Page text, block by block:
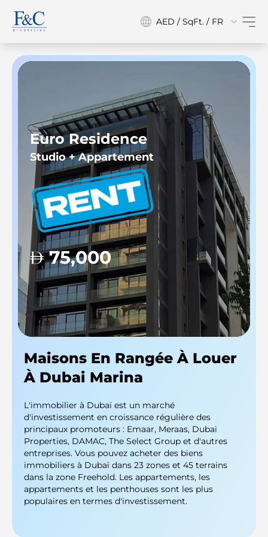
AED / SqFt. / FR
Maisons En Rangée À Louer
À Dubai Marina
L'immobilier à Dubaï est un marché
d'investissement en croissance régulière des
principaux promoteurs : Emaar, Meraas, Dubai
Properties, DAMAC, The Select Group et d'autres
entreprises. Vous pouvez acheter des biens
immobiliers à Dubaï dans 23 zones et 45 terrains
dans la zone Freehold. Les appartements, les
appartements et les penthouses sont les plus
populaires en termes d'investissement.
Euro Residence
Studio + Appartement
75,000